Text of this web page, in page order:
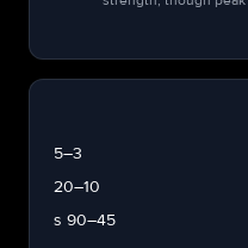
3–5
10–20
45–90 s